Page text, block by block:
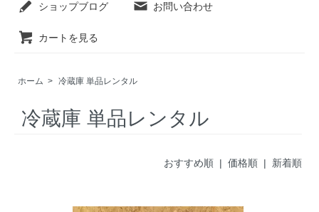
ショップブログ お問い合わせ
カートを見る
ホーム > 冷蔵庫 単品レンタル
冷蔵庫 単品レンタル
おすすめ順| 価格順 | 新着順